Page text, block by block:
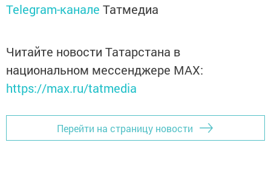
Telegram-канале Татмедиа
Читайте новости Татарстана в
национальном мессенджере MАХ:
https://max.ru/tatmedia
Перейти на страницу новости